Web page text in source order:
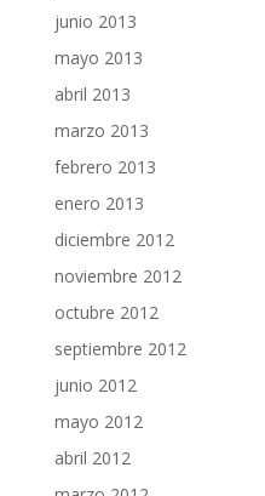
junio 2013
mayo 2013
abril 2013
marzo 2013
febrero 2013
enero 2013
diciembre 2012
noviembre 2012
octubre 2012
septiembre 2012
junio 2012
mayo 2012
abril 2012